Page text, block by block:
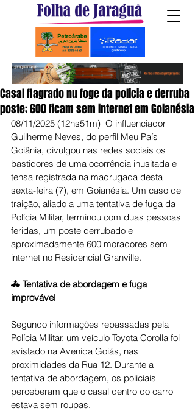
Casal flagrado nu foge da policia e derruba
poste; 600 ficam sem internet em Goianésia
08/11/2025 (12hs51m)  O influenciador
Guilherme Neves, do perfil Meu País
Goiânia, divulgou nas redes sociais os
bastidores de uma ocorrência inusitada e
tensa registrada na madrugada desta
sexta-feira (7), em Goianésia. Um caso de
traição, aliado a uma tentativa de fuga da
Polícia Militar, terminou com duas pessoas
feridas, um poste derrubado e
aproximadamente 600 moradores sem
internet no Residencial Granville.
🚓 Tentativa de abordagem e fuga
improvável
Segundo informações repassadas pela
Polícia Militar, um veículo Toyota Corolla foi
avistado na Avenida Goiás, nas
proximidades da Rua 12. Durante a
tentativa de abordagem, os policiais
perceberam que o casal dentro do carro
estava sem roupas.